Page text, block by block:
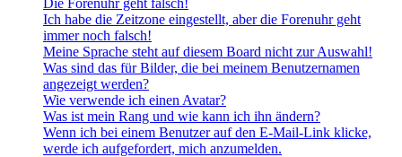
Ich habe die Zeitzone eingestellt, aber die Forenuhr geht
immer noch falsch!
Meine Sprache steht auf diesem Board nicht zur Auswahl!
Was sind das für Bilder, die bei meinem Benutzernamen
angezeigt werden?
Wie verwende ich einen Avatar?
Was ist mein Rang und wie kann ich ihn ändern?
Wenn ich bei einem Benutzer auf den E-Mail-Link klicke,
werde ich aufgefordert, mich anzumelden.